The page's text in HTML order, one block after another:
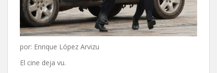
por: Enrique López Arvizu
El cine deja vu.